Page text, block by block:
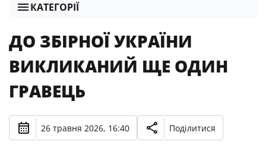
КАТЕГОРІЇ
ДО ЗБІРНОЇ УКРАЇНИ
ВИКЛИКАНИЙ ЩЕ ОДИН
ГРАВЕЦЬ
26 травня 2026, 16:40 Поділитися